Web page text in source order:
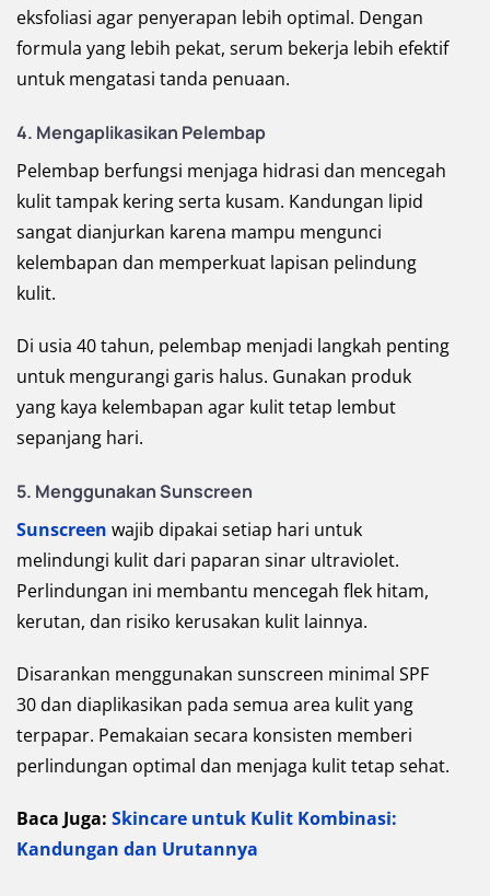
eksfoliasi agar penyerapan lebih optimal. Dengan
formula yang lebih pekat, serum bekerja lebih efektif
untuk mengatasi tanda penuaan.
4. Mengaplikasikan Pelembap
Pelembap berfungsi menjaga hidrasi dan mencegah
kulit tampak kering serta kusam. Kandungan lipid
sangat dianjurkan karena mampu mengunci
kelembapan dan memperkuat lapisan pelindung
kulit.
Di usia 40 tahun, pelembap menjadi langkah penting
untuk mengurangi garis halus. Gunakan produk
yang kaya kelembapan agar kulit tetap lembut
sepanjang hari.
5. Menggunakan Sunscreen
Sunscreen wajib dipakai setiap hari untuk
melindungi kulit dari paparan sinar ultraviolet.
Perlindungan ini membantu mencegah flek hitam,
kerutan, dan risiko kerusakan kulit lainnya.
Disarankan menggunakan sunscreen minimal SPF
30 dan diaplikasikan pada semua area kulit yang
terpapar. Pemakaian secara konsisten memberi
perlindungan optimal dan menjaga kulit tetap sehat.
Baca Juga: Skincare untuk Kulit Kombinasi:
Kandungan dan Urutannya